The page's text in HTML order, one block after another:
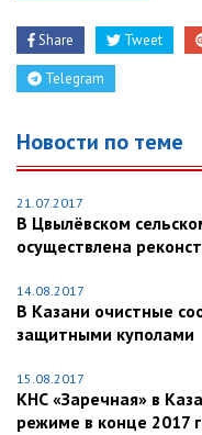
Share Tweet
Telegram
Новости по теме
21.07.2017
В Цвылёвском
осуществлена
14.08.2017
В Казани очистные
защитными куполами
15.08.2017
КНС «Заречная» в
режиме в конце 2017